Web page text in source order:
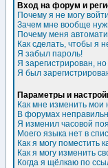
Вход на форум и
Почему я не могу
Зачем мне вообще
Почему меня
Как сделать, чтобы я
Я забыл пароль!
Я зарегистрирован,
Я был
Параметры и
Как мне изменить мои
В форумах
Я изменил часовой
Моего языка нет в
Как я могу поместить
Как я могу изменить
Когда я щёлкаю по